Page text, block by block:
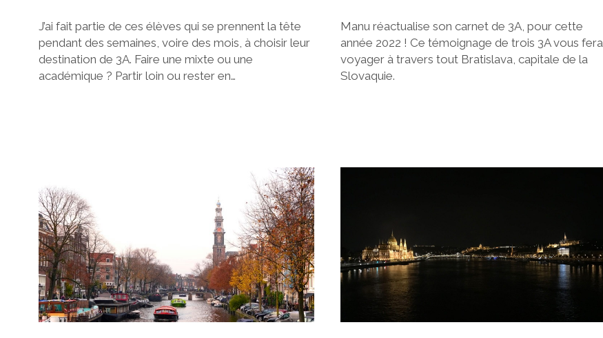
J’ai fait partie de ces élèves qui se prennent la tête
pendant des semaines, voire des mois, à choisir leur
destination de 3A. Faire une mixte ou une
académique ? Partir loin ou rester en…
Manu réactualise son carnet de 3A, pour cette
année 2022 ! Ce témoignage de trois 3A vous fera
voyager à travers tout Bratislava, capitale de la
Slovaquie.